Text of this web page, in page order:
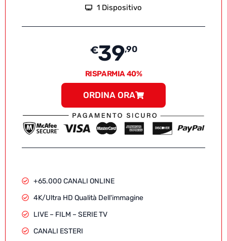
1 Dispositivo
€39,90
RISPARMIA 40%
ORDINA ORA
+65.000 CANALI ONLINE
4K/Ultra HD Qualità Dell'immagine
LIVE – FILM – SERIE TV
CANALI ESTERI